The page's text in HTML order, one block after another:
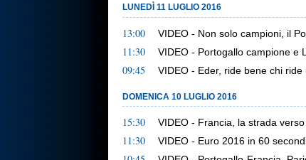
LUNEDÌ 11 LUGLIO 2016
13:00 VIDEO - Non solo campioni, il
11:30 VIDEO - Portogallo campione e
09:45 VIDEO - Eder, ride bene chi ride
DOMENICA 10 LUGLIO 2016
15:30 VIDEO - Francia, la strada
11:30 VIDEO - Euro 2016 in 60